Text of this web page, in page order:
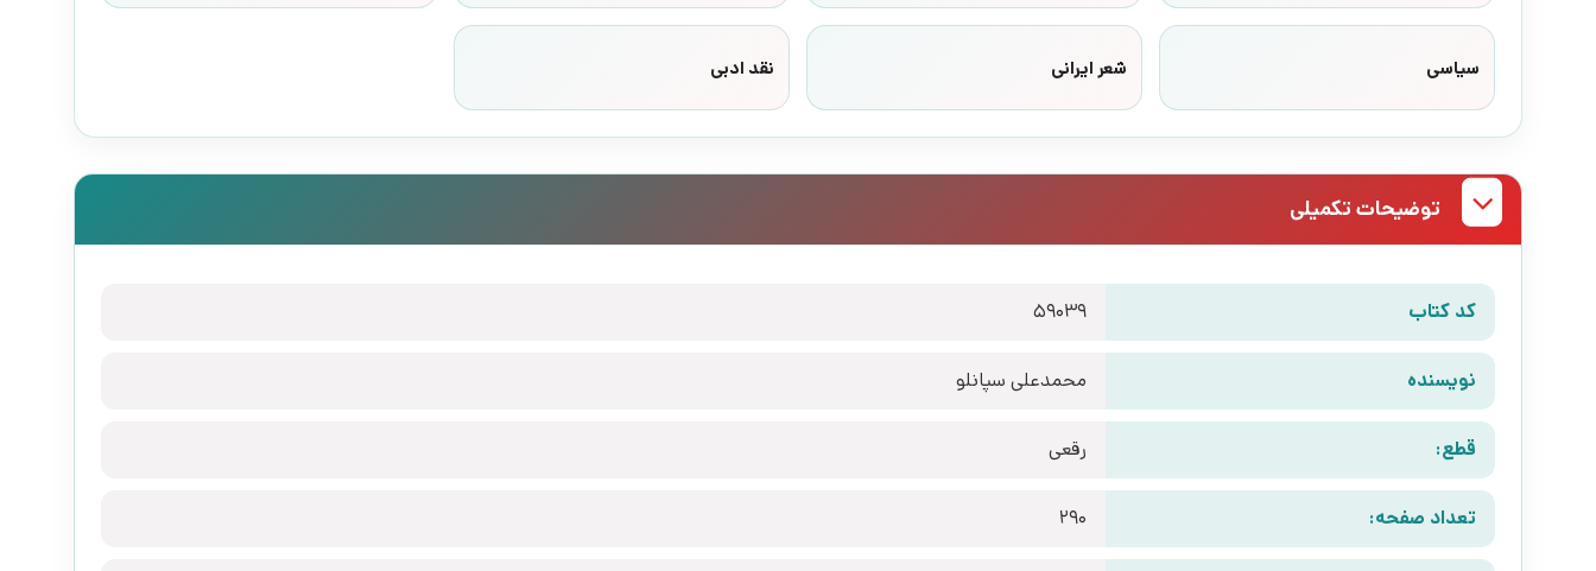
سیاسی شعر ایرانی نقد ادبی
توضیحات تکمیلی
کد کتاب 59039
نویسنده محمدعلی سپانلو
قطع: رقعی
تعداد صفحه: 290